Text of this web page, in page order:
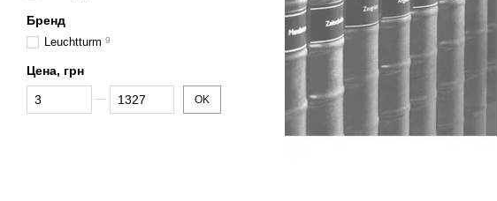
Бренд
Leuchtturm 9
Цена, грн
От Цена, грн
До Цена, грн OK